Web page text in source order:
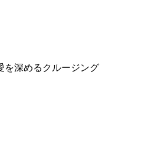
深めるクルージング